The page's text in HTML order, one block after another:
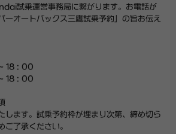
試乗運営事務局に繋がります。お電話が
ーオートバックス三鷹試乗予約」の旨お伝え
18 : 00
18 : 00
します。試乗予約枠が埋まり次第、締め切ら
ご了承ください。